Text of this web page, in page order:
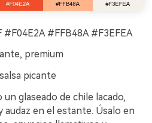
#FFB48A #F3EFEA
premium
picante
glaseado de chile lacado,
audaz en el estante. Úsalo en